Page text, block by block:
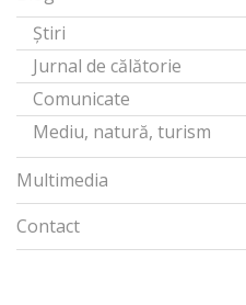
Știri
Jurnal de călătorie
Comunicate
Mediu, natură, turism
Multimedia
Contact